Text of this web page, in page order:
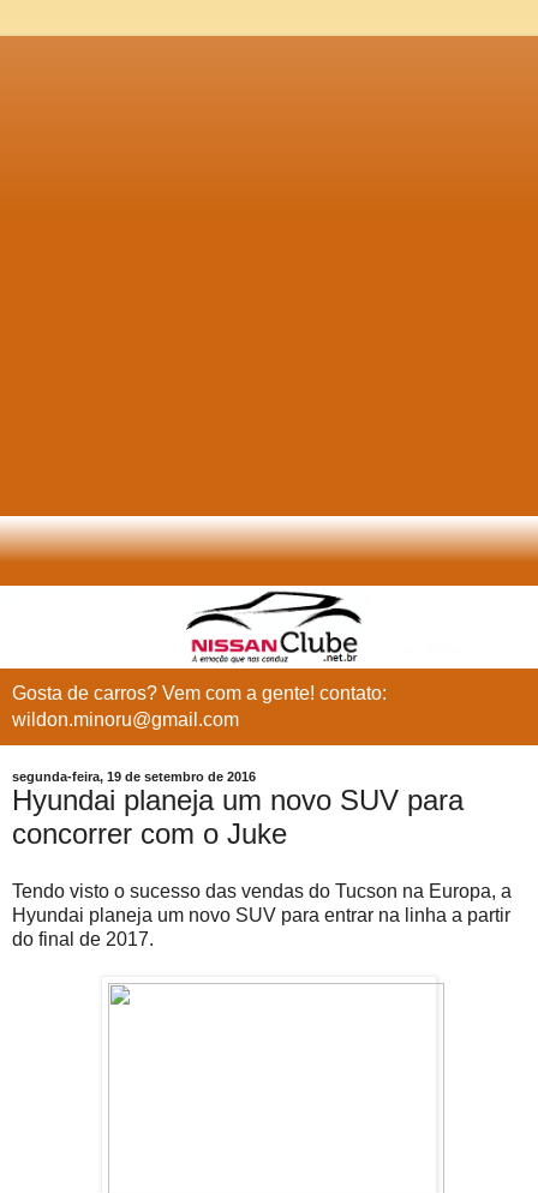
Gosta de carros? Vem com a gente! contato:
wildon.minoru@gmail.com
segunda-feira, 19 de setembro de 2016
Hyundai planeja um novo SUV para
concorrer com o Juke
Tendo visto o sucesso das vendas do Tucson na Europa, a
Hyundai planeja um novo SUV para entrar na linha a partir
do final de 2017.